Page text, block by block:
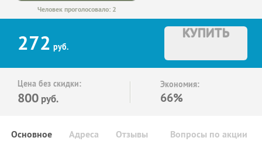
Человек проголосовало: 2
272 руб.
КУПИТЬ
Цена без скидки:
800 руб.
Экономия:
66%
Основное Отзывы Вопросы по акции
Адреса